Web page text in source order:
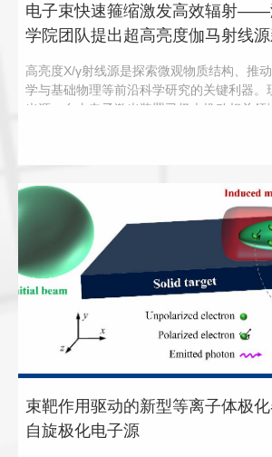
电子束快速箍缩激发高效辐射——
学院团队提出超高亮度伽马射线
高亮度X/γ射线源是探索微观物质结构、推
学与基础物理等前沿科学研究的关键利器。
光源、自由电子激光装置已极大推动相关领
类大型装置存在建设成本高昂、整机体积
限制，使其仅能布局于少数国家级实验室
限制了高能光子相关的前沿科学研究边界。
子能量达到MeV(百万电子伏特)乃至GeV(十
亮度伽马射线，一直是国际高能强场物理与
亟待攻克的难题。近日，浙江大学聚变理论
研究员联合上海交通大学盛政明教授、陈
亮伽马辐射研究方面取得重要突破，提出并
辐射爆”（Fast Pinching Radiation Burst,
制。研究发现高能强流电子束在密度梯度
快速箍缩效应，并由此高效率产生高能伽
获得的辐射能量转换效率最高可达近50%
1028 photons s−1 mm−2 mrad−2 per
激光范畴，为研发紧凑型超高亮度伽马射线
途径。研究成果于2026年6月19日正式发表
束靶作用驱动的新型等离子体极
自旋极化电子源